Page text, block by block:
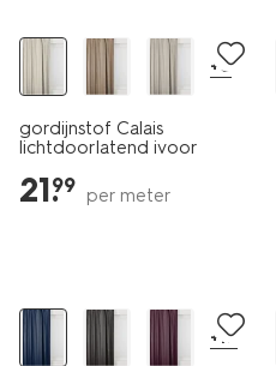
+6
gordijnstof Calais
lichtdoorlatend ivoor
21.
99 per meter
+17